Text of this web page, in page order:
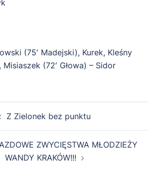
(75′ Madejski), Kurek, Kleśny
Misiaszek (72′ Głowa) – Sidor
Z Zielonek bez punktu
ZWYCIĘSTWA MŁODZIEŻY
WANDY KRAKÓW!!!